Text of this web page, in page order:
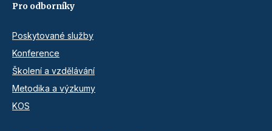
Pro odborníky
Poskytované služby
Konference
Školení a vzdělávání
Metodika a výzkumy
KOS